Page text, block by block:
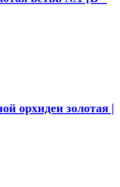
орхидеи золотая |